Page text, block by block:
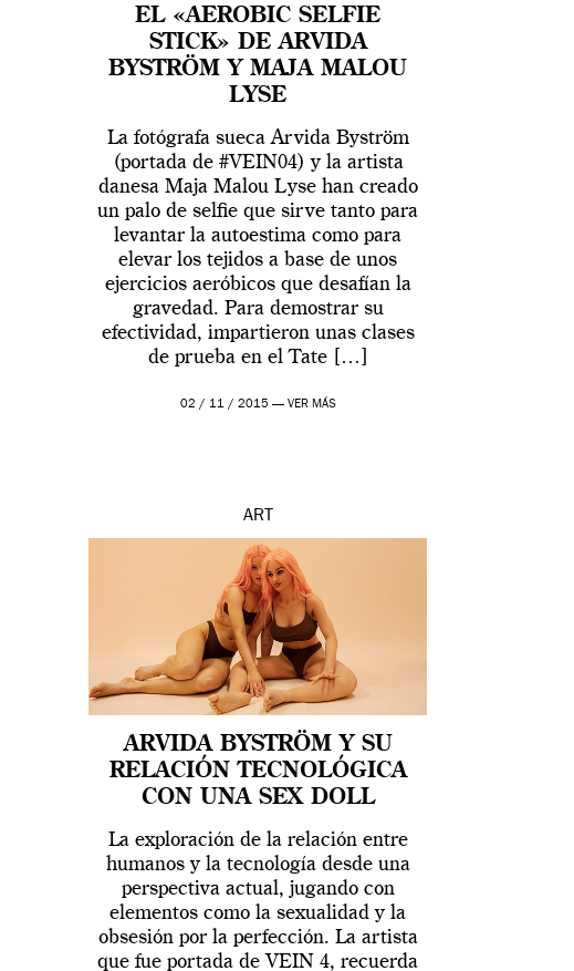
EL «AEROBIC SELFIE
STICK» DE ARVIDA
BYSTRÖM Y MAJA MALOU
LYSE
La fotógrafa sueca Arvida Byström
(portada de #VEIN04) y la artista
danesa Maja Malou Lyse han creado
un palo de selfie que sirve tanto para
levantar la autoestima como para
elevar los tejidos a base de unos
ejercicios aeróbicos que desafían la
gravedad. Para demostrar su
efectividad, impartieron unas clases
de prueba en el Tate […]
02 / 11 / 2015 — VER MÁS
ART
ARVIDA BYSTRÖM Y SU
RELACIÓN TECNOLÓGICA
CON UNA SEX DOLL
La exploración de la relación entre
humanos y la tecnología desde una
perspectiva actual, jugando con
elementos como la sexualidad y la
obsesión por la perfección. La artista
que fue portada de VEIN 4, recuerda